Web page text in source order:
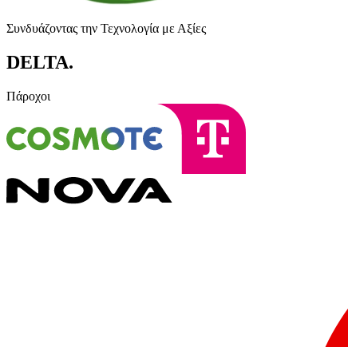
Συνδυάζοντας την Τεχνολογία με Αξίες
DELTA.
Πάροχοι